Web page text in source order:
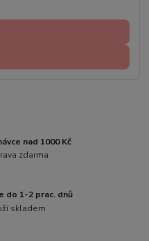
nad 1000 Kč
zdarma
do 1-2 prac. dnů
skladem